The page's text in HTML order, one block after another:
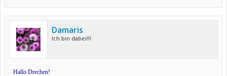
Damaris
Ich bin dabei!!!
Hallo Drechen!